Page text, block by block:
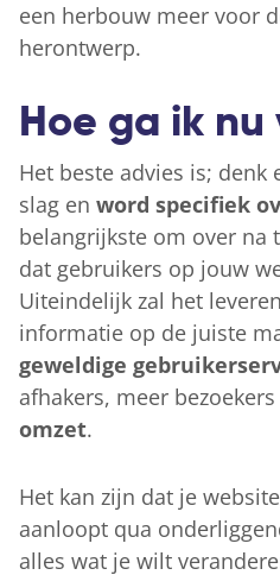
een herbouw meer voor
herontwerp.
Hoe ga ik nu
Het beste advies is; denk
slag en word specifiek
belangrijkste om over na
dat gebruikers op jouw
Uiteindelijk zal het
informatie op de juiste
geweldige
afhakers, meer
omzet.
Het kan zijn dat je
aanloopt qua
alles wat je wilt